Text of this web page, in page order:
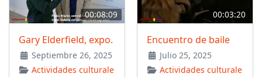
00:08:09
Gary Elderfield, expo.
Septiembre 26, 2025
Actividades culturale
00:03:20
Encuentro de baile
Julio 25, 2025
Actividades culturale